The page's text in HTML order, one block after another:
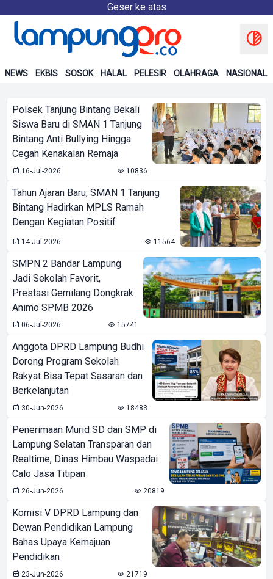
Geser ke atas
NEWS EKBIS SOSOK HALAL PELESIR OLAHRAGA NASIONAL
Polsek Tanjung Bintang Bekali
Siswa Baru di SMAN 1 Tanjung
Bintang Anti Bullying Hingga
Cegah Kenakalan Remaja
16-Jul-2026 10836
Tahun Ajaran Baru, SMAN 1 Tanjung
Bintang Hadirkan MPLS Ramah
Dengan Kegiatan Positif
14-Jul-2026 11564
SMPN 2 Bandar Lampung
Jadi Sekolah Favorit,
Prestasi Gemilang Dongkrak
Animo SPMB 2026
06-Jul-2026 15741
Anggota DPRD Lampung Budhi
Dorong Program Sekolah
Rakyat Bisa Tepat Sasaran dan
Berkelanjutan
30-Jun-2026 18483
Penerimaan Murid SD dan SMP di
Lampung Selatan Transparan dan
Realtime, Dinas Himbau Waspadai
Calo Jasa Titipan
26-Jun-2026 20819
Komisi V DPRD Lampung dan
Dewan Pendidikan Lampung
Bahas Upaya Kemajuan
Pendidikan
23-Jun-2026 21719